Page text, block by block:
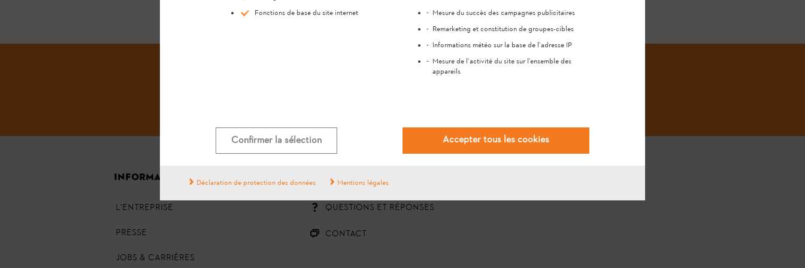
INFORMATIONS GÉNÉRALES
L'ENTREPRISE
PRESSE
JOBS & CARRIÈRES
QUESTIONS ?
QUESTIONS ET RÉPONSES
CONTACT
Fonctions de base du site internet
Mesure du succès des campagnes publicitaires
Remarketing et constitution de groupes-cibles
Informations météo sur la base de l’adresse IP
Mesure de l’activité du site sur l’ensemble des
appareils
Confirmer la sélection Accepter tous les cookies
Déclaration de protection des données Mentions légales